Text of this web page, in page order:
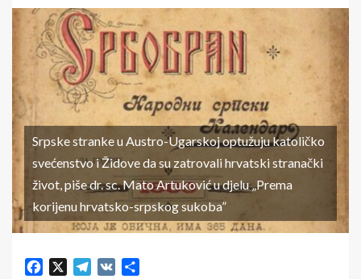
Srpske stranke u Austro-Ugarskoj optužuju katoličko
svećenstvo i Židove da su zatrovali hrvatski stranački
život, piše dr. sc. Mato Artuković u djelu „Prema
korijenu hrvatsko-srpskog sukoba”
Facebook Telegram
VK